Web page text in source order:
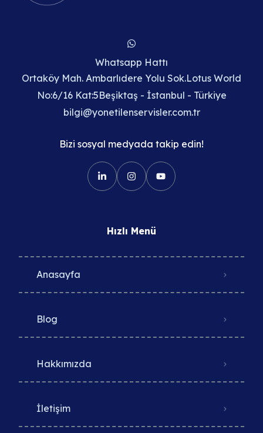
Whatsapp Hattı
Ortaköy Mah. Ambarlıdere Yolu Sok.Lotus World
No:6/16 Kat:5Beşiktaş - İstanbul - Türkiye
bilgi@yonetilenservisler.com.tr
Bizi sosyal medyada takip edin!
Hızlı Menü
Anasayfa
Blog
Hakkımızda
İletişim